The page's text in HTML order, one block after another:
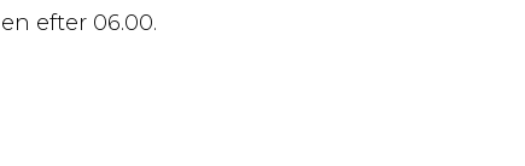
efter 06.00.